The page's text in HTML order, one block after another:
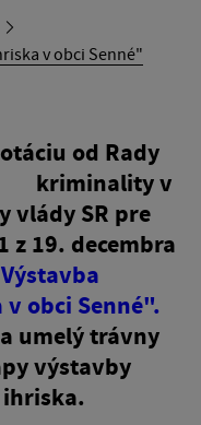
v obci Senné"
od Rady
kriminality v
vlády SR pre
19. decembra
obci Senné".
umelý trávny
výstavby